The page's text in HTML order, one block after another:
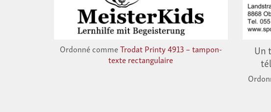
Ordonné commeTrodat Printy 4913 – tampon-
texte rectangulaire
Un